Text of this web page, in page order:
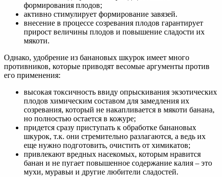
формирования плодов;
активно стимулирует формирование завязей.
внесение в процессе созревания плодов гарантирует
прирост величины плодов и повышение сладости их
мякоти.
Однако, удобрение из банановых шкурок имеет много
противников, которые приводят весомые аргументы против
его применения:
высокая токсичность ввиду опрыскивания экзотических
плодов химическим составом для замедления их
созревания, который не накапливается в мякоти банана,
но полностью остается в кожуре;
придется сразу приступать к обработке банановых
шкурок, т.к. они стремительно разлагаются, а ведь их
еще нужно подготовить, очистить от химикатов;
привлекают вредных насекомых, которым нравится
банан и не пугает повышенное содержание калия – это
мухи, муравьи и другие любители сладостей.